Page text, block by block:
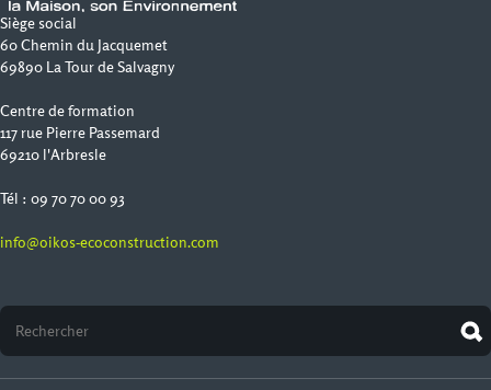
Siège social
60 Chemin du Jacquemet
69890 La Tour de Salvagny
Centre de formation
117 rue Pierre Passemard
69210 l'Arbresle
Tél : 09 70 70 00 93
info@oikos-ecoconstruction.com